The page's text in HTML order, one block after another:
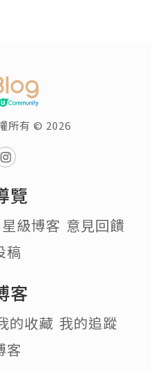
所有 © 2026
覽
星級博客 意見回饋
稿
客
的收藏 我的追蹤
客